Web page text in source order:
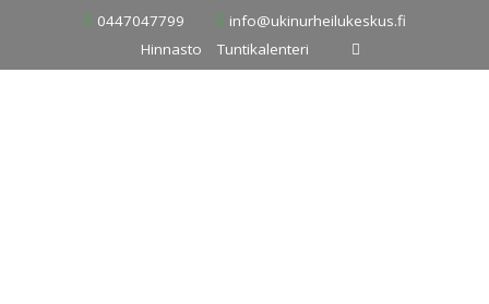
content
0447047799
info@ukinurheilukeskus.fi
Hinnasto
Tuntikalenteri